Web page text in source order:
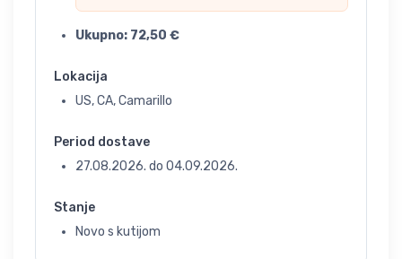
Ukupno: 72,50 €
Lokacija
US, CA, Camarillo
Period dostave
27.08.2026. do 04.09.2026.
Stanje
Novo s kutijom